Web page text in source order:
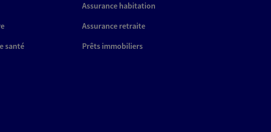
Assurance habitation
Assurance retraite
santé
Prêts immobiliers